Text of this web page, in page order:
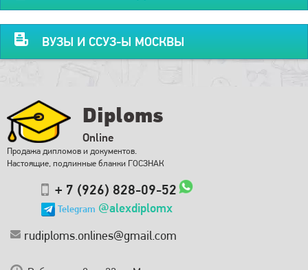
ВУЗЫ И ССУЗ-Ы МОСКВЫ
Diploms
Online
Продажа дипломов и документов.
Настоящие, подлинные бланки ГОСЗНАК
+ 7 (926) 828-09-52
Telegram @alexdiplomx
rudiploms.onlines@gmail.com